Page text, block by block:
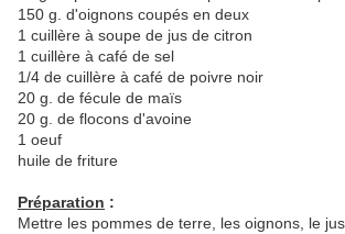
150 g. d'oignons coupés en deux
1 cuillère à soupe de jus de citron
1 cuillère à café de sel
1/4 de cuillère à café de poivre noir
20 g. de fécule de maïs
20 g. de flocons d'avoine
1 oeuf
huile de friture
Préparation :
Mettre les pommes de terre, les oignons, le